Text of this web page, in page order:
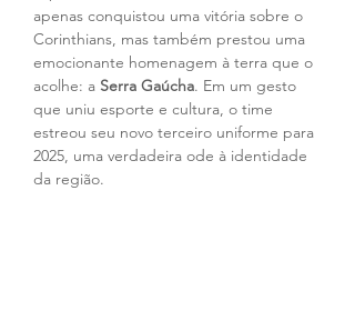
apenas conquistou uma vitória sobre o
Corinthians, mas também prestou uma
emocionante homenagem à terra que o
acolhe: a Serra Gaúcha. Em um gesto
que uniu esporte e cultura, o time
estreou seu novo terceiro uniforme para
2025, uma verdadeira ode à identidade
da região.